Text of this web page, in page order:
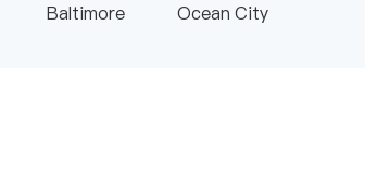
Baltimore Ocean City